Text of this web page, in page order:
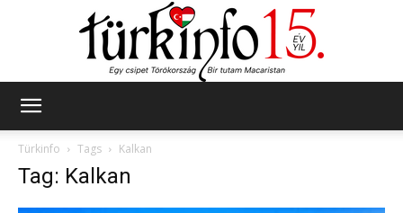
Türkinfo
Tags Kalkan
Tag: Kalkan